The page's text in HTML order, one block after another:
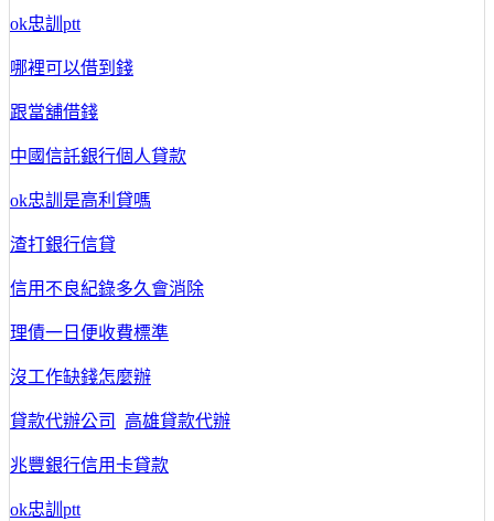
ok忠訓ptt
哪裡可以借到錢
跟當舖借錢
中國信託銀行個人貸款
ok忠訓是高利貸嗎
渣打銀行信貸
信用不良紀錄多久會消除
理債一日便收費標準
沒工作缺錢怎麼辦
貸款代辦公司 高雄貸款代辦
兆豐銀行信用卡貸款
ok忠訓ptt